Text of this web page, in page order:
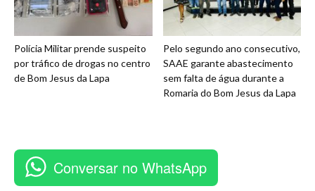
Polícia Militar prende suspeito
por tráfico de drogas no centro
de Bom Jesus da Lapa
Pelo segundo ano consecutivo,
SAAE garante abastecimento
sem falta de água durante a
Romaria do Bom Jesus da Lapa
Conversar no WhatsApp